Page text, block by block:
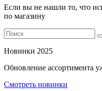
Если вы не нашли то, что
по магазину
Новинки 2025
Обновление ассортимента
Смотреть новинки